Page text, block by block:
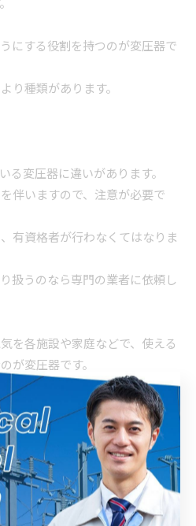
にする役割を持つのが変圧器で
り種類があります。
る変圧器に違いがあります。
伴いますので、注意が必要で
有資格者が行わなくてはなりま
扱うのなら専門の業者に依頼し
を各施設や家庭などで、使える
が変圧器です。
扱いにはリスクが伴いますの
ょう。
備の設計・製造などは、浜松市
株式会社」が承っております。
備や制御設備の調整・メンテナ
ひ弊社までお問い合わせくださ